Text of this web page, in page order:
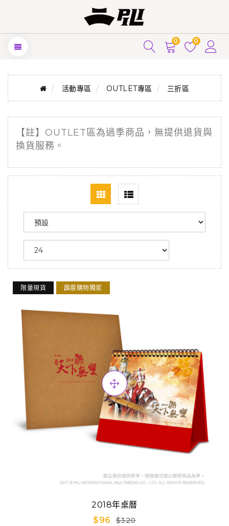
0 0
活動專區 OUTLET專區 三折區
【註】 OUTLET區為過季商品，無提供退貨與
換貨服務。
限量現貨 霹靂購物獨家
2018年桌曆
$96
$320